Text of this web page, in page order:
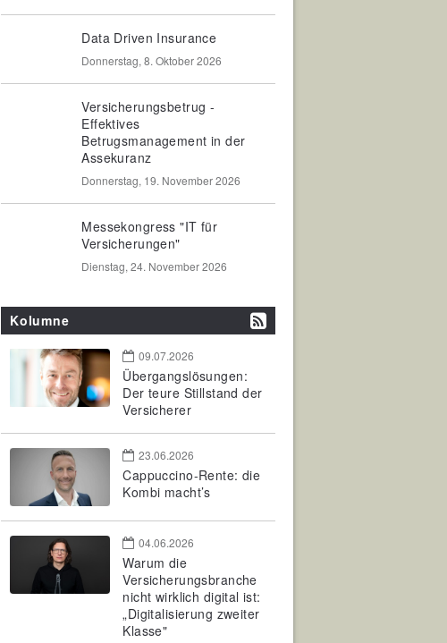
Data Driven Insurance
Donnerstag, 8. Oktober 2026
Versicherungsbetrug -
Effektives
Betrugsmanagement in der
Assekuranz
Donnerstag, 19. November 2026
Messekongress "IT für
Versicherungen"
Dienstag, 24. November 2026
Kolumne
09.07.2026
Übergangslösungen:
Der teure Stillstand der
Versicherer
23.06.2026
Cappuccino-Rente: die
Kombi macht’s
04.06.2026
Warum die
Versicherungsbranche
nicht wirklich digital ist:
„Digitalisierung zweiter
Klasse"